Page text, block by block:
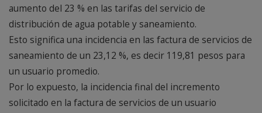
aumento del 23 % en las tarifas del servicio de
distribución de agua potable y saneamiento.
Esto significa una incidencia en las factura de servicios de
saneamiento de un 23,12 %, es decir 119,81 pesos para
un usuario promedio.
Por lo expuesto, la incidencia final del incremento
solicitado en la factura de servicios de un usuario